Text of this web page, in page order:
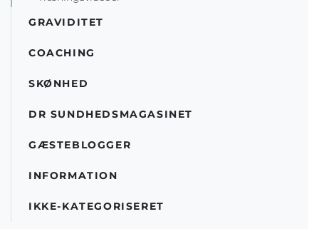
GRAVIDITET
COACHING
SKØNHED
DR SUNDHEDSMAGASINET
GÆSTEBLOGGER
INFORMATION
IKKE-KATEGORISERET